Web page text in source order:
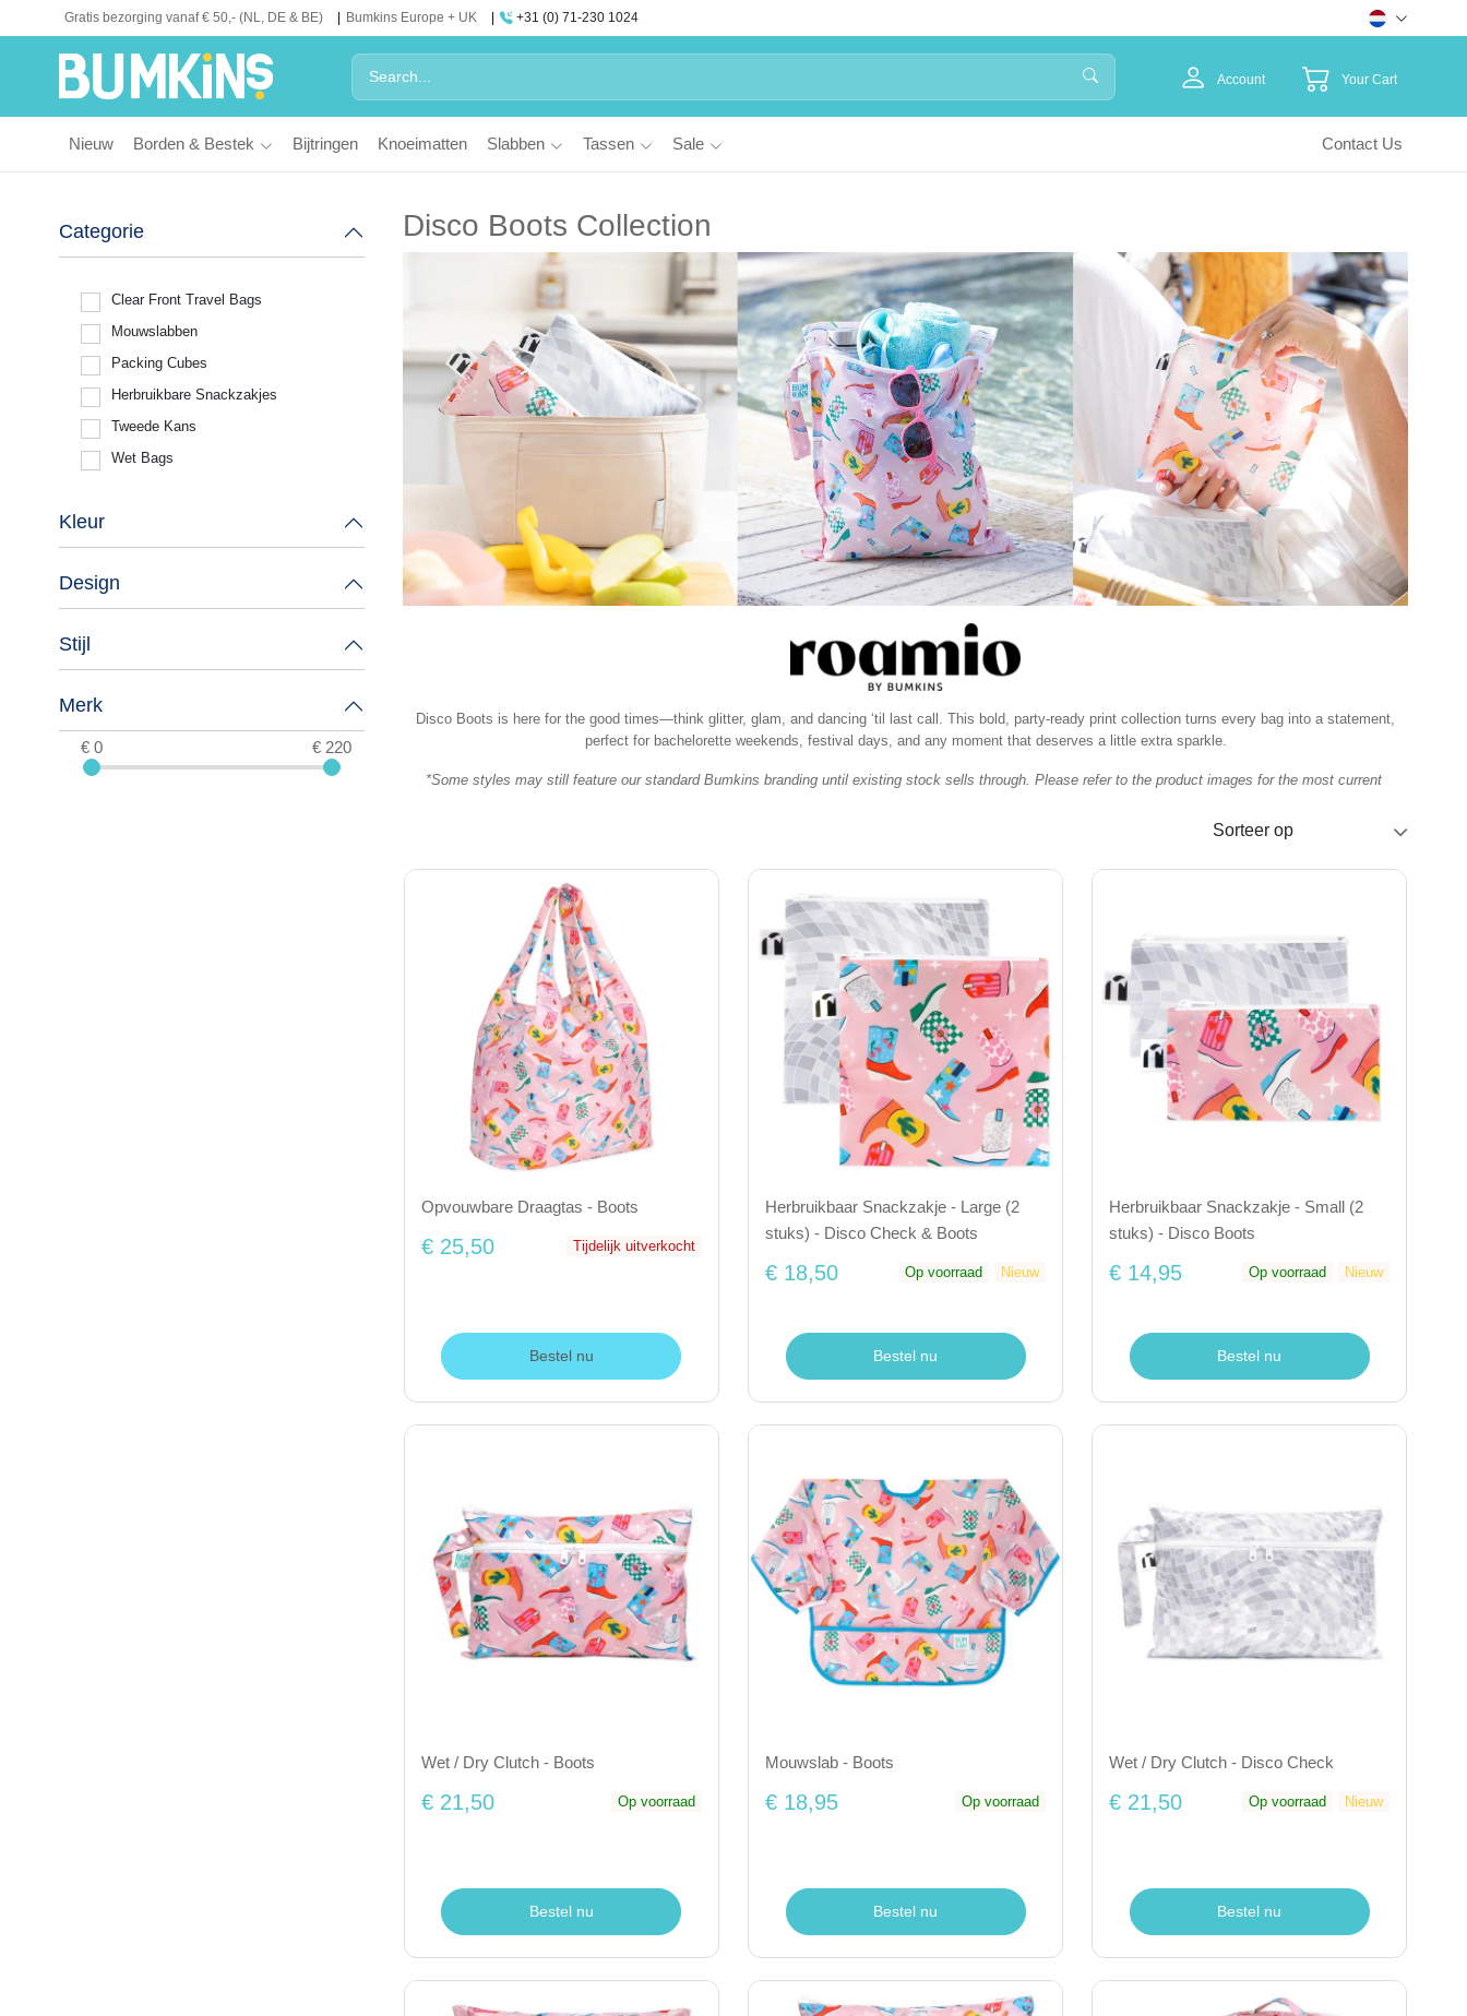
Gratis bezorging vanaf € 50,- (NL, DE & BE) Bumkins Europe + UK +31 (0) 71-230 1024
Account Your Cart
Nieuw Borden & Bestek Bijtringen Knoeimatten Slabben Tassen Sale Contact Us
Categorie
Clear Front Travel Bags
Mouwslabben
Packing Cubes
Herbruikbare Snackzakjes
Tweede Kans
Wet Bags
Kleur
Design
Stijl
Merk
€ 0 € 220
Disco Boots Collection
Disco Boots is here for the good times—think glitter, glam, and dancing ‘til last call. This bold, party-ready print collection turns every bag into a statement,
perfect for bachelorette weekends, festival days, and any moment that deserves a little extra sparkle.
*Some styles may still feature our standard Bumkins branding until existing stock sells through. Please refer to the product images for the most current
Opvouwbare Draagtas - Boots
€ 25,50 Tijdelijk uitverkocht
Bestel nu
Herbruikbaar Snackzakje - Large (2
stuks) - Disco Check & Boots
€ 18,50 Op voorraad Nieuw
Bestel nu
Herbruikbaar Snackzakje - Small (2
stuks) - Disco Boots
€ 14,95 Op voorraad Nieuw
Bestel nu
Wet / Dry Clutch - Boots
€ 21,50 Op voorraad
Bestel nu
Mouwslab - Boots
€ 18,95 Op voorraad
Bestel nu
Wet / Dry Clutch - Disco Check
€ 21,50 Op voorraad Nieuw
Bestel nu